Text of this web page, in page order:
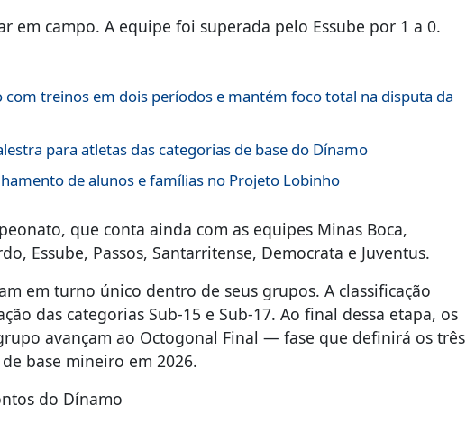
em campo. A equipe foi superada pelo Essube por 1 a 0.
treinos em dois períodos e mantém foco total na disputa da
para atletas das categorias de base do Dínamo
de alunos e famílias no Projeto Lobinho
que conta ainda com as equipes Minas Boca,
Essube, Passos, Santarritense, Democrata e Juventus.
em turno único dentro de seus grupos. A classificação
das categorias Sub-15 e Sub-17. Ao final dessa etapa, os
avançam ao Octogonal Final — fase que definirá os três
base mineiro em 2026.
do Dínamo